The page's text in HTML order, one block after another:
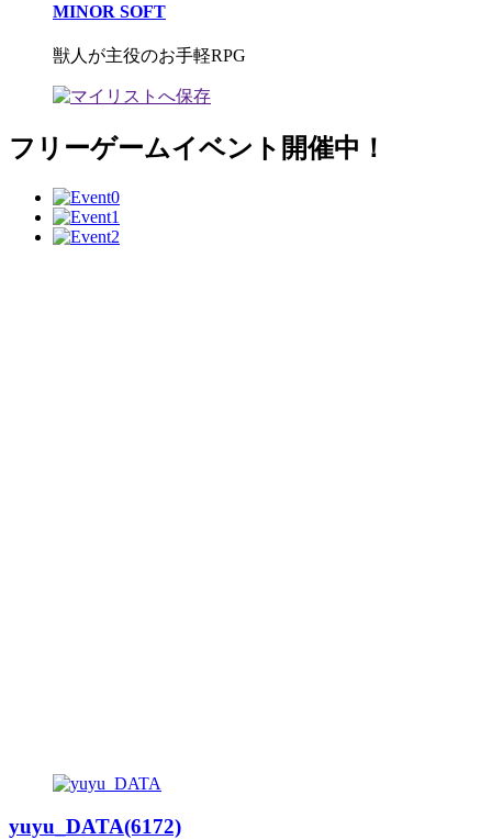
MINOR SOFT
獣人が主役のお手軽RPG
フリーゲームイベント開催中！
yuyu_DATA(6172)